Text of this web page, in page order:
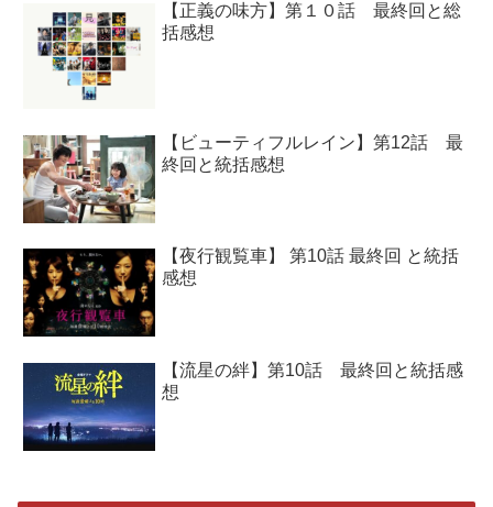
【正義の味方】第１０話 最終回と総
括感想
【ビューティフルレイン】第12話 最
終回と統括感想
【夜行観覧車】 第10話 最終回 と統括
感想
【流星の絆】第10話 最終回と統括感
想